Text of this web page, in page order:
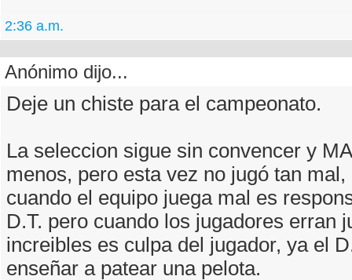
2:36 a.m.
Anónimo dijo...
Deje un chiste para el campeonato.
La seleccion sigue sin convencer y
menos, pero esta vez no jugó tan mal,
cuando el equipo juega mal es
D.T. pero cuando los jugadores erran
increibles es culpa del jugador, ya el
enseñar a patear una pelota.